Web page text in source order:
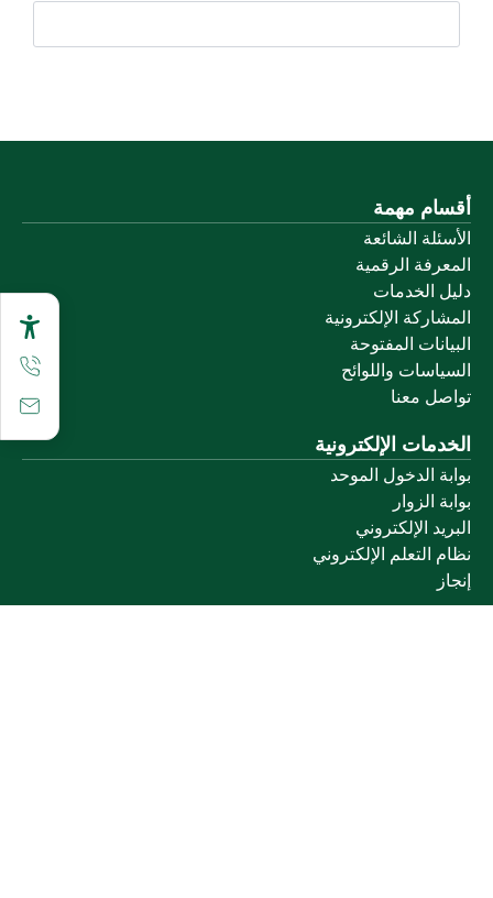
أقسام مهمة
الأسئلة الشائعة
المعرفة الرقمية
دليل الخدمات
المشاركة الإلكترونية
البيانات المفتوحة
السياسات واللوائح
تواصل معنا
الخدمات الإلكترونية
بوابة الدخول الموحد
بوابة الزوار
البريد الإلكتروني
نظام التعلم الإلكتروني
إنجاز